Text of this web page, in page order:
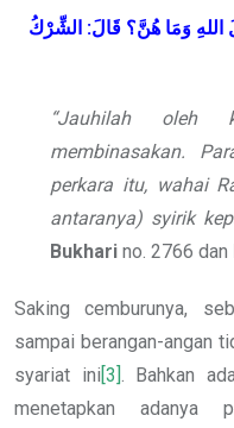
اللهِ وَمَا هُنَّ؟ قَالَ: الشِّرْكُ
“Jauhilah oleh
membinasakan.
perkara itu, wahai
antaranya) syirik
Bukhari no. 2766 dan
Saking cemburunya,
sampai berangan-angan
syariat ini[3] . Bahkan
menetapkan adanya